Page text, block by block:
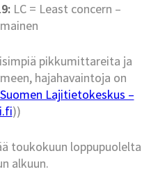
LC = Least concern –
pikkumittareita ja
hajahavaintoja on
Suomen Lajitietokeskus –
))
toukokuun loppupuolelta
alkuun.